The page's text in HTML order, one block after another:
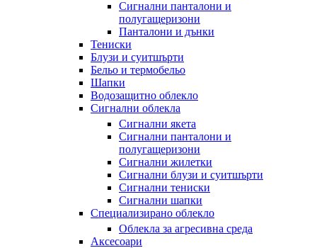
Сигнални панталони и
полугащеризони
Панталони и дънки
Тениски
Блузи и суитшърти
Бельо и термобельо
Шапки
Водозащитно облекло
Сигнални облекла
Сигнални якета
Сигнални панталони и
полугащеризони
Сигнални жилетки
Сигнални блузи и суитшърти
Сигнални тениски
Сигнални шапки
Специализирано облекло
Облекла за агресивна среда
Аксесоари